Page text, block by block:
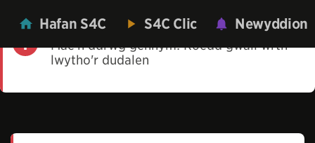
Hafan S4C S4C Clic Newyddion
Mae'n ddrwg gennym! Roedd gwall wrth
lwytho'r dudalen